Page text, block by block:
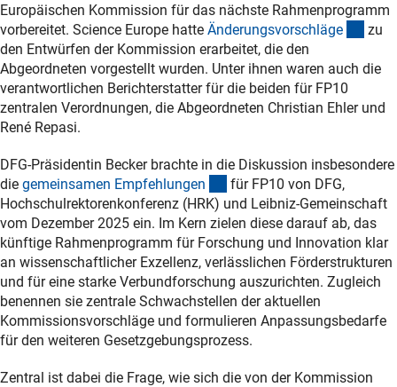
Europäischen Kommission für das nächste Rahmenprogramm
vorbereitet. Science Europe hatte Änderungsvorschläge
zu
den Entwürfen der Kommission erarbeitet, die den
Abgeordneten vorgestellt wurden. Unter ihnen waren auch die
verantwortlichen Berichterstatter für die beiden für FP10
zentralen Verordnungen, die Abgeordneten Christian Ehler und
René Repasi.
DFG-Präsidentin Becker brachte in die Diskussion insbesondere
die gemeinsamen Empfehlungen (Download)
für FP10 von DFG,
Hochschulrektorenkonferenz (HRK) und Leibniz-Gemeinschaft
vom Dezember 2025 ein. Im Kern zielen diese darauf ab, das
künftige Rahmenprogramm für Forschung und Innovation klar
an wissenschaftlicher Exzellenz, verlässlichen Förderstrukturen
und für eine starke Verbundforschung auszurichten. Zugleich
benennen sie zentrale Schwachstellen der aktuellen
Kommissionsvorschläge und formulieren Anpassungsbedarfe
für den weiteren Gesetzgebungsprozess.
Zentral ist dabei die Frage, wie sich die von der Kommission